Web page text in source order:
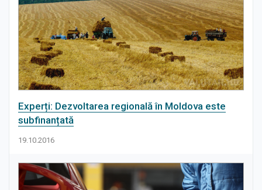
Experți: Dezvoltarea regională în Moldova este
subfinanțată
19.10.2016